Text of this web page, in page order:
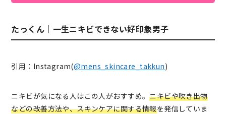
たっくん｜一生ニキビできない好印象男子
引用：Instagram(@mens_skincare_takkun)
ニキビが気になる人はこの人がおすすめ。ニキビや吹き出物
などの改善方法や、スキンケアに関する情報を発信していま